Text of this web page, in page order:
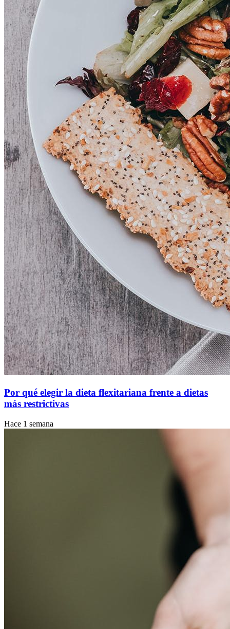
Por qué elegir la dieta flexitariana frente a dietas
más restrictivas
Hace 1 semana